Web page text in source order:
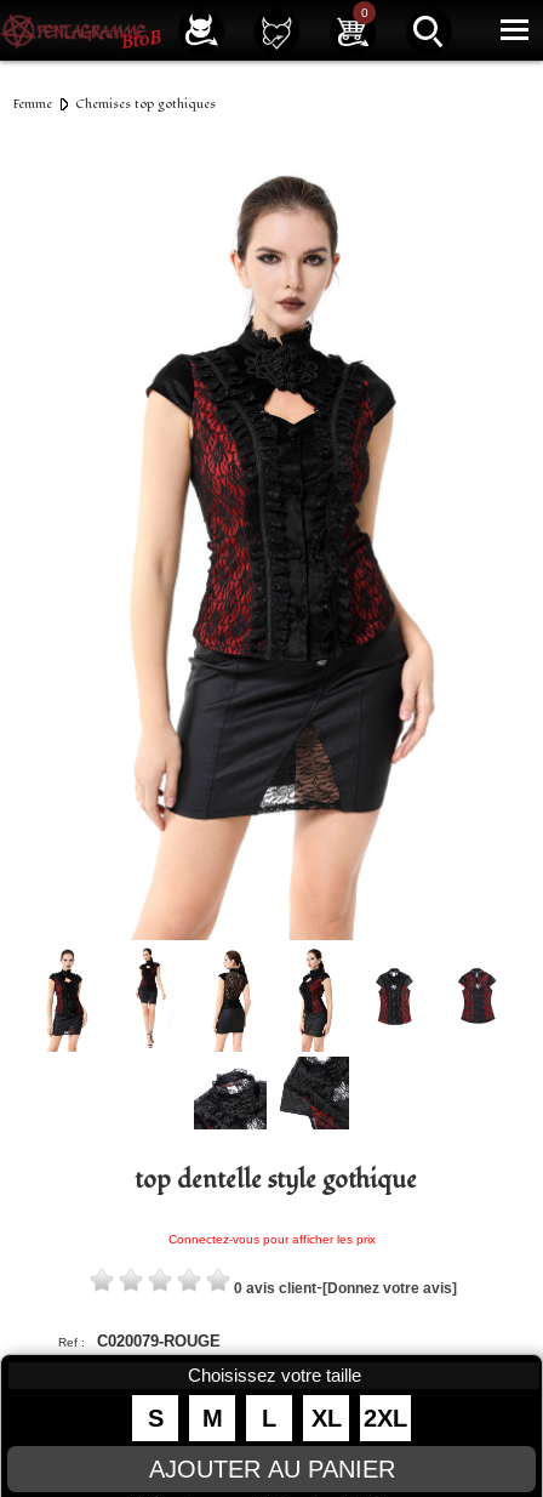
0
Service client 01 40 39 07 94
Newsletter | | Facebook | Instagram
|
Femme Chemises top gothiques
top dentelle style gothique
Connectez-vous pour afficher les prix
0 avis client-[Donnez votre avis]
Ref : C020079-ROUGE
Choisissez votre taille
S M L XL 2XL